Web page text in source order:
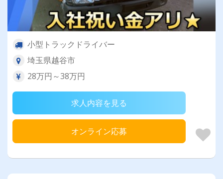
小型トラックドライバー
埼玉県越谷市
28万円～38万円
求人内容を見る
オンライン応募